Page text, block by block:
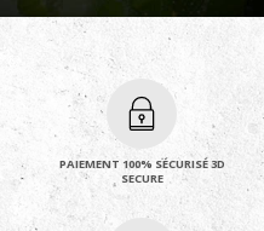
PAIEMENT 100% SÉCURISÉ 3D
SECURE